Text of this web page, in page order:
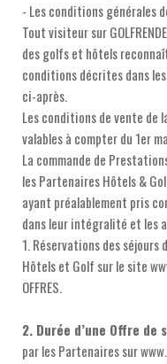
- Les conditions générales
Tout visiteur sur
des golfs et hôtels
conditions décrites dans
ci-après.
Les conditions de vente de
valables à compter du 1er
La commande de
les Partenaires Hôtels &
ayant préalablement pris
dans leur intégralité et les
1. Réservations des
Hôtels et Golf sur le site
OFFRES.
2. Durée d’une Offre de
par les Partenaires sur